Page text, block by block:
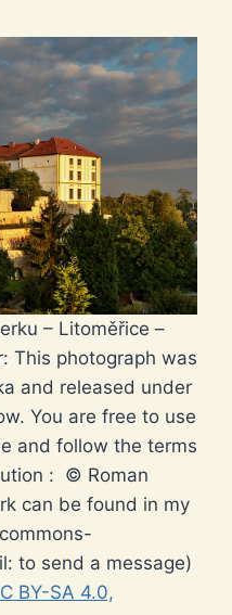
– Litoměřice –
This photograph was
and released under
You are free to use
and follow the terms
: © Roman
can be found in my
to send a message)
BY-SA 4.0,